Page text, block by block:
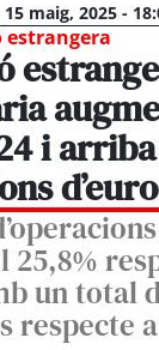
15 maig, 2025 -
estrangera
i
un total
respecte